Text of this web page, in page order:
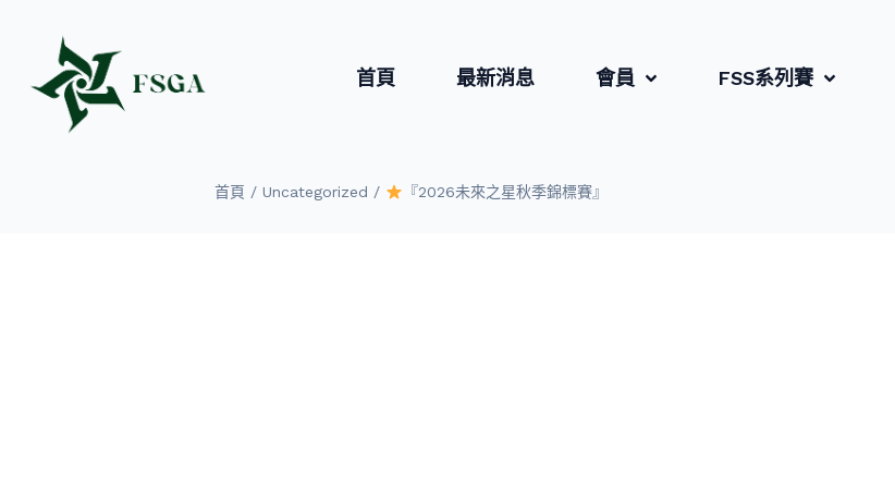
首頁 最新消息 會員 FSS系列賽
首頁 / Uncategorized / 『2026未來之星秋季錦標賽』